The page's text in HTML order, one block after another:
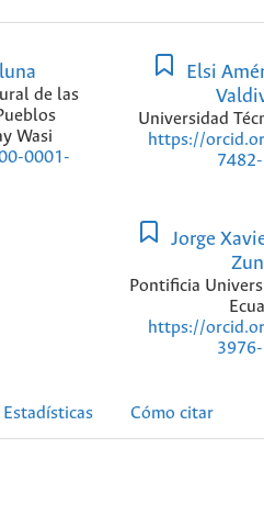
de las
Wasi
0001-
Elsi
Universidad
https://
Jorge
Pontificia
https://
Estadísticas Cómo citar